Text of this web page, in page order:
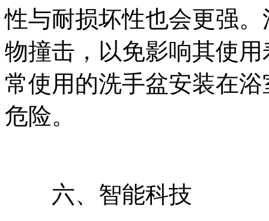
性与耐损坏性也会更强
物撞击，以免影响其使
常使用的洗手盆安装在
危险。
六、智能科技